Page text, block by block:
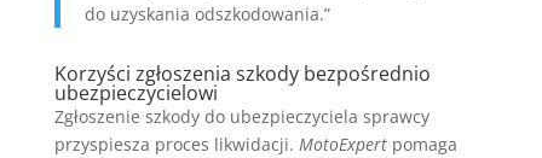
do uzyskania odszkodowania.”
Korzyści zgłoszenia szkody bezpośrednio
ubezpieczycielowi
Zgłoszenie szkody do ubezpieczyciela sprawcy
przyspiesza proces likwidacji. MotoExpertpomaga